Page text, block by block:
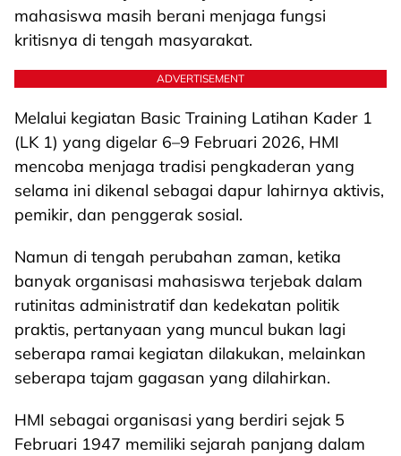
mahasiswa masih berani menjaga fungsi
kritisnya di tengah masyarakat.
ADVERTISEMENT
Melalui kegiatan Basic Training Latihan Kader 1
(LK 1) yang digelar 6–9 Februari 2026, HMI
mencoba menjaga tradisi pengkaderan yang
selama ini dikenal sebagai dapur lahirnya aktivis,
pemikir, dan penggerak sosial.
Namun di tengah perubahan zaman, ketika
banyak organisasi mahasiswa terjebak dalam
rutinitas administratif dan kedekatan politik
praktis, pertanyaan yang muncul bukan lagi
seberapa ramai kegiatan dilakukan, melainkan
seberapa tajam gagasan yang dilahirkan.
HMI sebagai organisasi yang berdiri sejak 5
Februari 1947 memiliki sejarah panjang dalam